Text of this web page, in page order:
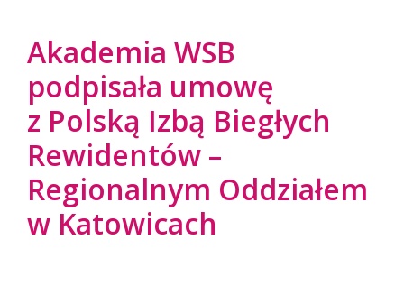
Akademia WSB
podpisała umowę
z Polską Izbą Biegłych
Rewidentów –
Regionalnym Oddziałem
w Katowicach